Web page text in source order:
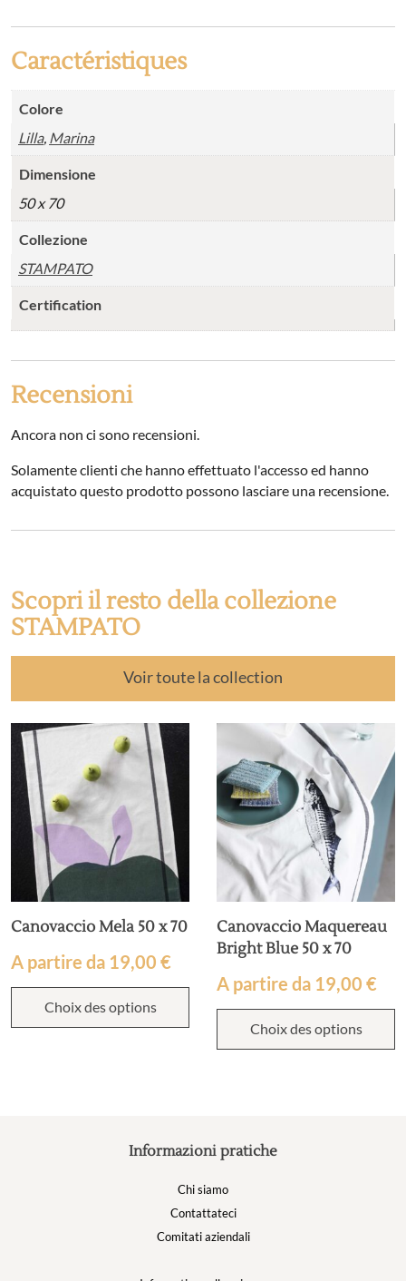
Caractéristiques
Colore
Lilla, Marina
Dimensione
50 x 70
Collezione
STAMPATO
Certification
Recensioni
Ancora non ci sono recensioni.
Solamente clienti che hanno effettuato l'accesso ed hanno
acquistato questo prodotto possono lasciare una recensione.
Scopri il resto della collezione
STAMPATO
Voir toute la collection
Canovaccio Mela 50 x 70
A partire da 19,00 €
Choix des options
Canovaccio Maquereau
Bright Blue 50 x 70
A partire da 19,00 €
Choix des options
Informazioni pratiche
Chi siamo
Contattateci
Comitati aziendali